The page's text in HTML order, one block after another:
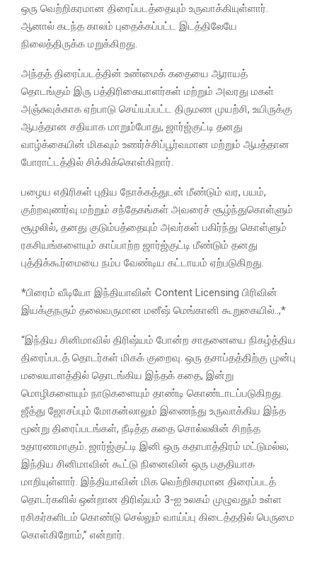
ஒரு வெற்றிகரமான திரைப்படத்தையும் உருவாக்கியுள்ளார்.
ஆனால் கடந்த காலம் புதைக்கப்பட்ட இடத்திலேயே
நிலைத்திருக்க மறுக்கிறது.
அந்தத் திரைப்படத்தின் உண்மைக் கதையை ஆராயத்
தொடங்கும் இரு பத்திரிகையாளர்கள் மற்றும் அவரது மகள்
அஞ்சுவுக்காக ஏற்பாடு செய்யப்பட்ட திருமண முயற்சி, உயிருக்கு
ஆபத்தான சதியாக மாறும்போது, ஜார்ஜ்குட்டி தனது
வாழ்க்கையின் மிகவும் உணர்ச்சிப்பூர்வமான மற்றும் ஆபத்தான
போராட்டத்தில் சிக்கிக்கொள்கிறார்.
பழைய எதிரிகள் புதிய நோக்கத்துடன் மீண்டும் வர, பயம்,
குற்றவுணர்வு மற்றும் சந்தேகங்கள் அவரைச் சூழ்ந்துகொள்ளும்
சூழலில், தனது குடும்பத்தையும் அவர்கள் பகிர்ந்து கொள்ளும்
ரகசியங்களையும் காப்பாற்ற ஜார்ஜ்குட்டி மீண்டும் தனது
புத்திக்கூர்மையை நம்ப வேண்டிய கட்டாயம் ஏற்படுகிறது.
*பிரைம் வீடியோ இந்தியாவின் Content Licensing பிரிவின்
இயக்குநரும் தலைவருமான மனீஷ் மெங்கானி கூறுகையில்..,*
“இந்திய சினிமாவில் திரிஷ்யம் போன்ற சாதனையை நிகழ்த்திய
திரைப்படத் தொடர்கள் மிகக் குறைவு. ஒரு தசாப்தத்திற்கு முன்பு
மலையாளத்தில் தொடங்கிய இந்தக் கதை, இன்று
மொழிகளையும் நாடுகளையும் தாண்டி கொண்டாடப்படுகிறது.
ஜீத்து ஜோசப்பும் மோகன்லாலும் இணைந்து உருவாக்கிய இந்த
மூன்று திரைப்படங்கள், நீடித்த கதை சொல்லலின் சிறந்த
உதாரணமாகும். ஜார்ஜ்குட்டி இனி ஒரு கதாபாத்திரம் மட்டுமல்ல;
இந்திய சினிமாவின் கூட்டு நினைவின் ஒரு பகுதியாக
மாறியுள்ளார். இந்தியாவின் மிக வெற்றிகரமான திரைப்படத்
தொடர்களில் ஒன்றான திரிஷ்யம் 3-ஐ உலகம் முழுவதும் உள்ள
ரசிகர்களிடம் கொண்டு செல்லும் வாய்ப்பு கிடைத்ததில் பெருமை
கொள்கிறோம்,” என்றார்.